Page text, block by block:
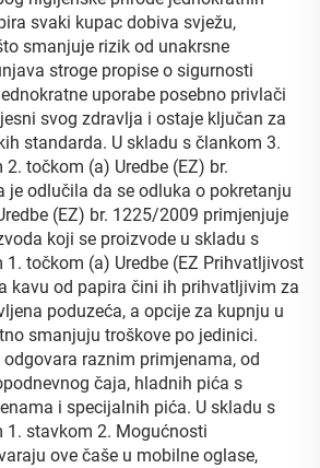
svaki kupac dobiva svježu,
smanjuje rizik od unakrsne
stroge propise o sigurnosti
uporabe posebno privlači
svog zdravlja i ostaje ključan za
standarda. U skladu s člankom 3.
točkom (a) Uredbe (EZ) br.
odlučila da se odluka o pokretanju
(EZ) br. 1225/2009 primjenjuje
koji se proizvode u skladu s
točkom (a) Uredbe (EZ Prihvatljivost
kavu od papira čini ih prihvatljivim za
poduzeća, a opcije za kupnju u
smanjuju troškove po jedinici.
raznim primjenama, od
čaja, hladnih pića s
i specijalnih pića. U skladu s
1. stavkom 2. Mogućnosti
ove čaše u mobilne oglase,